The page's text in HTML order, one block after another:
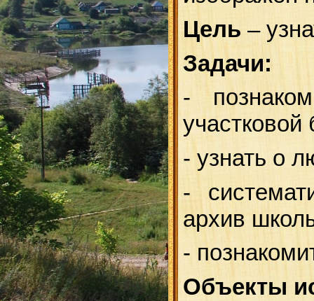
Цель –
Задачи:
-
- узнать о
-
архив
-
Объекты